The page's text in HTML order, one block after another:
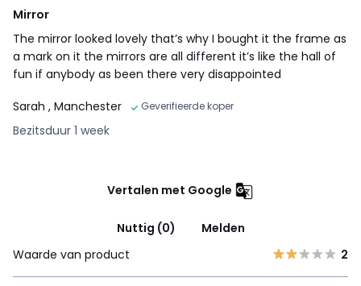
Mirror
The mirror looked lovely that’s why I bought it the frame as
a mark on it the mirrors are all different it’s like the hall of
fun if anybody as been there very disappointed
Sarah , Manchester Geverifieerde koper
Bezitsduur 1 week
Vertalen met Google
Nuttig (0)
Melden
Waarde van product
2